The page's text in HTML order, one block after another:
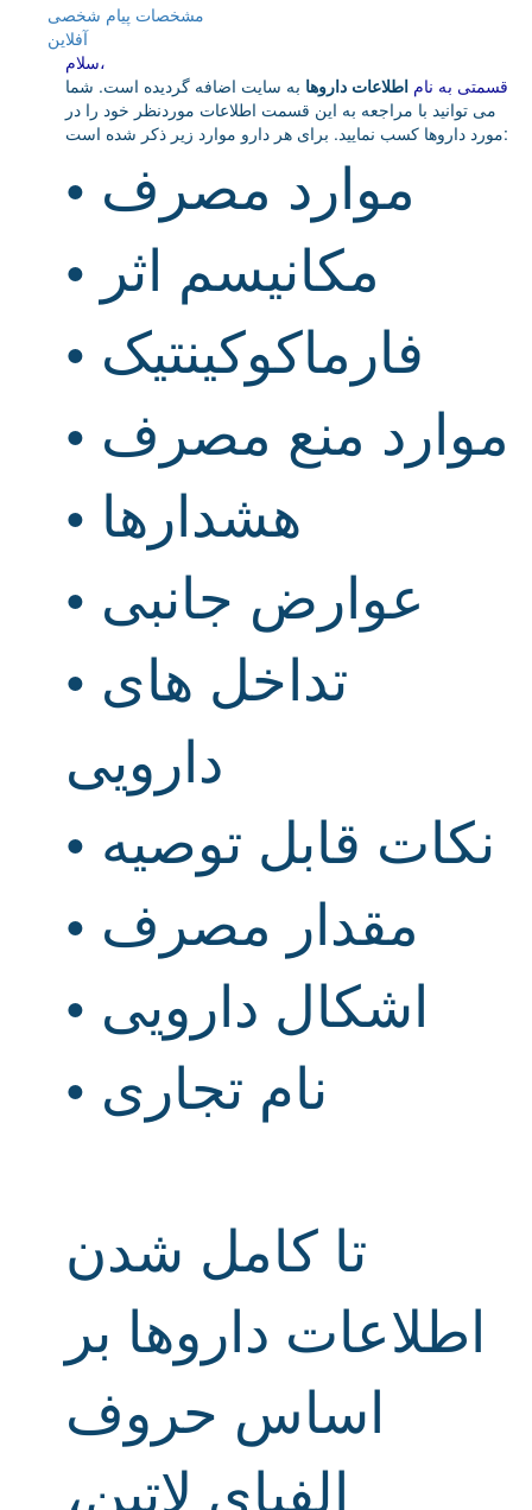
مشخصات پیام شخصی
آفلاين
سلام،
قسمتی به نام اطلاعات داروها به سایت اضافه گردیده است. شما
می توانید با مراجعه به این قسمت اطلاعات موردنظر خود را در
مورد داروها کسب نمایید. برای هر دارو موارد زیر ذکر شده است:
• موارد مصرف
• مکانیسم اثر
• فارماکوکینتیک
• موارد منع مصرف
• هشدارها
• عوارض جانبی
•
دارویی
• نکات قابل توصیه
• مقدار مصرف
• اشکال دارویی
• نام تجاری
تا کامل شدن
اطلاعات داروها بر
اساس حروف
الفبای لاتین،